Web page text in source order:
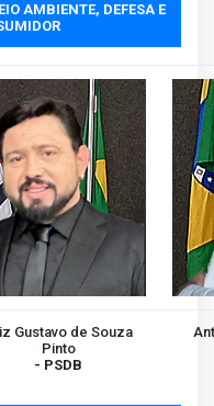
AMBIENTE, DEFESA E
Gustavo de Souza
Pinto
- PSDB